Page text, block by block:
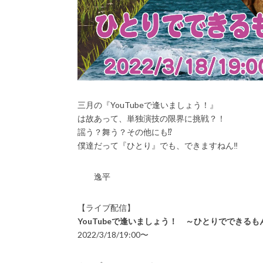
三月の『YouTubeで逢いましょう！』
は故あって、単独演技の限界に挑戦？！
謡う？舞う？その他にも⁉️
僕達だって『ひとり』でも、できますねん‼️
逸平
【ライブ配信】
YouTubeで逢いましょう！ ～ひとりでできるも
2022/3/18/19:00〜